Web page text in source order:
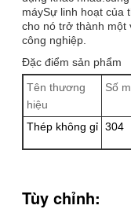
máySự linh hoạt của
cho nó trở thành một
công nghiệp.
Đặc điểm sản phẩm
Tên thương
hiệu
Số
Thép không gỉ 304
Tùy chỉnh: